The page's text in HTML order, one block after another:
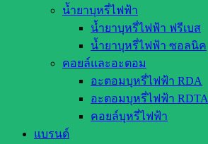
น้ำยาบุหรี่ไฟฟ้า
น้ำยาบุหรี่ไฟฟ้า ฟรีเบส
น้ำยาบุหรี่ไฟฟ้า ซอลนิค
คอยล์และอะตอม
อะตอมบุหรี่ไฟฟ้า RDA
อะตอมบุหรี่ไฟฟ้า RDTA
คอยล์บุหรี่ไฟฟ้า
แบรนด์